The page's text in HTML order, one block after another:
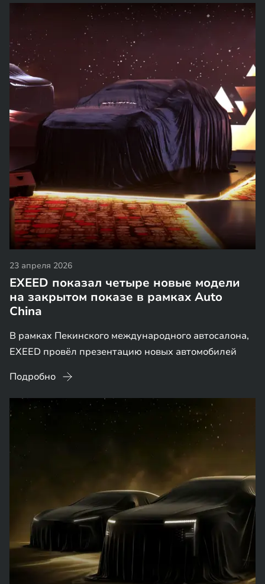
23 апреля 2026
EXEED показал четыре новые модели
на закрытом показе в рамках Auto
China
В рамках Пекинского международного автосалона,
EXEED провёл презентацию новых автомобилей
Подробно